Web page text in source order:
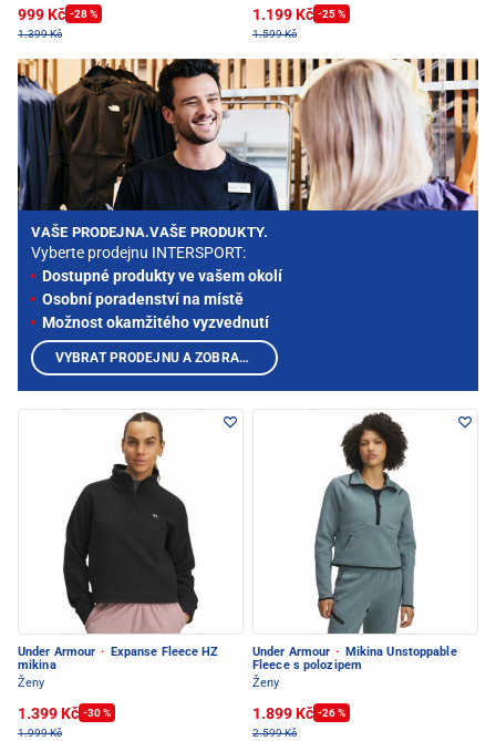
999 Kč -28 %
1.399 Kč
1.199 Kč -25 %
1.599 Kč
Under Armour ·
Expanse Fleece HZ
mikina
Ženy
1.399 Kč -30 %
1.999 Kč
Under Armour ·
Mikina Unstoppable
Fleece s polozipem
Ženy
1.899 Kč -26 %
2.599 Kč
VAŠE PRODEJNA.VAŠE PRODUKTY.
Vyberte prodejnu INTERSPORT:
Dostupné produkty ve vašem okolí
Osobní poradenství na místě
Možnost okamžitého vyzvednutí
VYBRAT PRODEJNU A ZOBRAZIT PRODUKTY